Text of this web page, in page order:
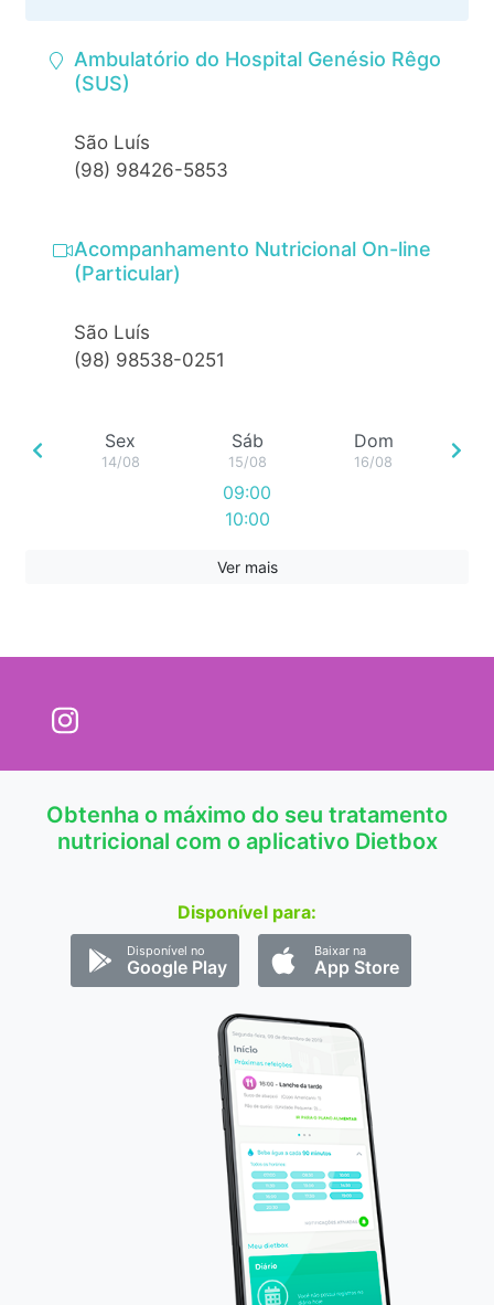
Ambulatório do Hospital Genésio Rêgo
(SUS)
São Luís
(98) 98426-5853
Acompanhamento Nutricional On-line
(Particular)
São Luís
(98) 98538-0251
Sex
14/08
Sáb
15/08
09:00
10:00
Dom
16/08
Ver mais
Obtenha o máximo do seu tratamento
nutricional com o aplicativo Dietbox
Disponível para:
Disponível no
Google Play
Baixar na
App Store